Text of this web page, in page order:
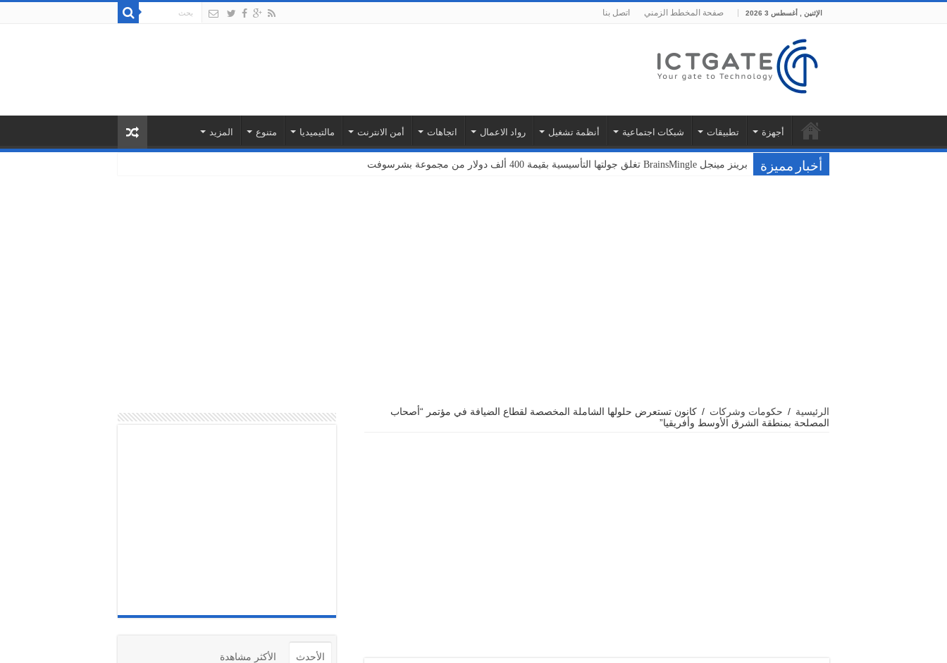
الإثنين , أغسطس 3 2026 صفحة المخطط الزمني اتصل بنا
أجهزة تطبيقات شبكات اجتماعية أنظمة تشغيل رواد الاعمال اتجاهات أمن الانترنت مالتيميديا متنوع المزيد
أخبار مميزة برينز مينجل BrainsMingle تغلق جولتها التأسيسية بقيمة 400 ألف دولار من مجموعة بشرسوفت
فودافون ونوكيا تختبران سحابة أمازون ويب سيرفيسز لتوسيع نطاق خدمات إنترنت الأشياء
الرئيسية / حكومات وشركات / كانون تستعرض حلولها الشاملة المخصصة لقطاع الضيافة في مؤتمر “أصحاب
المصلحة بمنطقة الشرق الأوسط وأفريقيا”
الأحدث الأكثر مشاهدة